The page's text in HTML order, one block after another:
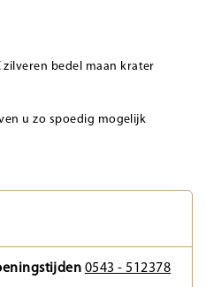
zilveren bedel maan krater
u zo spoedig mogelijk
0543 - 512378